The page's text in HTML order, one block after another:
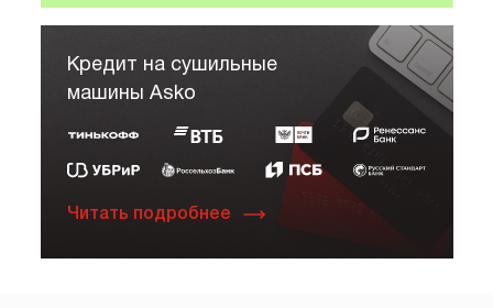
Кредит на сушильные
машины Asko
Читать подробнее